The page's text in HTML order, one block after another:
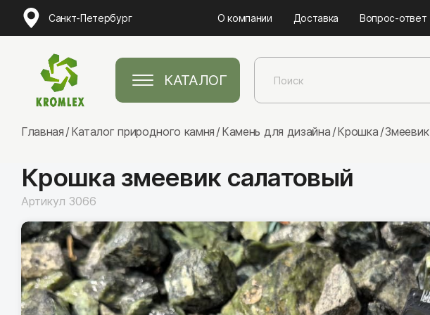
Санкт-Петербург О компании Доставка Вопрос-ответ
КАТАЛОГ
Песчаник
Лемезит
Главная Каталог природного камня Камень для дизайна Крошка Змеевик
Крошка змеевик салатовый
Артикул 3066